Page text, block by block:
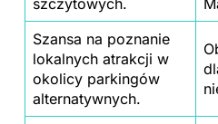
szczytowych.
Szansa na poznanie
lokalnych atrakcji w
okolicy parkingów
alternatywnych.